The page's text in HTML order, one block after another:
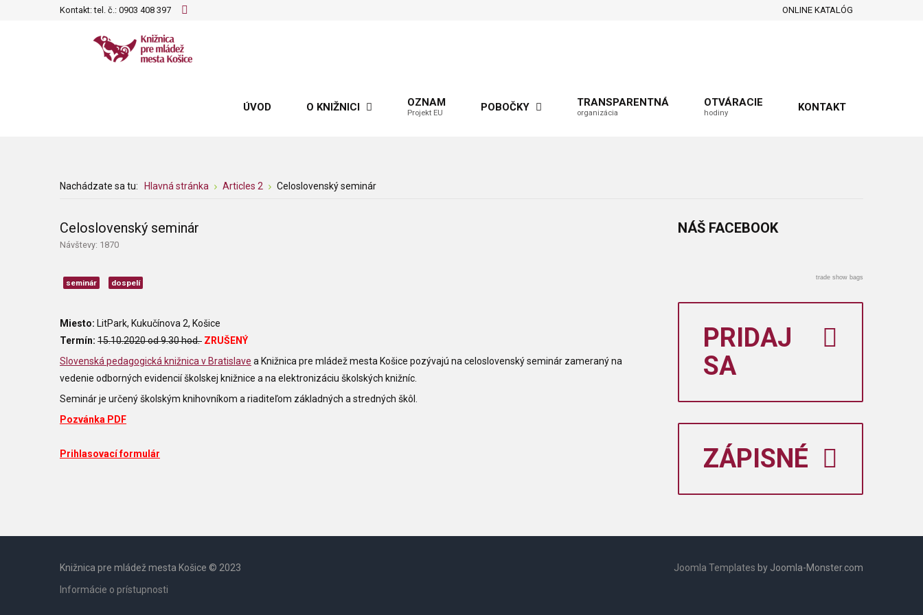
Kontakt: tel. č.: 0903 408 397 ONLINE KATALÓG
ÚVOD O KNIŽNICI OZNAM
Projekt EU POBOČKY TRANSPARENTNÁ
organizácia
OTVÁRACIE
hodiny KONTAKT
Nachádzate sa tu: Hlavná stránka Articles 2 Celoslovenský seminár
Celoslovenský seminár
Návštevy: 1870
seminár dospelí
Miesto: LitPark, Kukučínova 2, Košice
Termín: 15.10.2020 od 9.30 hod. ZRUŠENÝ
Slovenská pedagogická knižnica v Bratislave a Knižnica pre mládež mesta Košice pozývajú na celoslovenský seminár zameraný na
vedenie odborných evidencií školskej knižnice a na elektronizáciu školských knižníc.
Seminár je určený školským knihovníkom a riaditeľom základných a stredných škôl.
Pozvánka PDF
Prihlasovací formulár
NÁŠ FACEBOOK
trade show bags
PRIDAJ
SA
ZÁPISNÉ
Knižnica pre mládež mesta Košice © 2023
Informácie o prístupnosti
Joomla Templates by Joomla-Monster.com